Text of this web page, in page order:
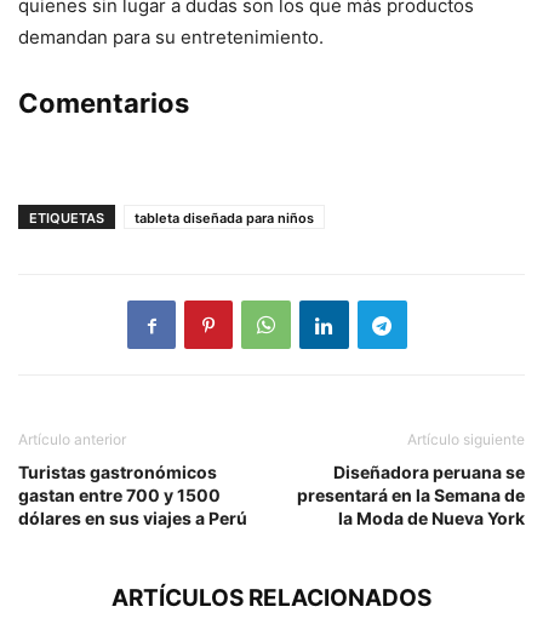
quienes sin lugar a dudas son los que más productos
demandan para su entretenimiento.
Comentarios
ETIQUETAS tableta diseñada para niños
Artículo anterior
Turistas gastronómicos
gastan entre 700 y 1500
dólares en sus viajes a Perú
Artículo siguiente
Diseñadora peruana se
presentará en la Semana de
la Moda de Nueva York
ARTÍCULOS RELACIONADOS